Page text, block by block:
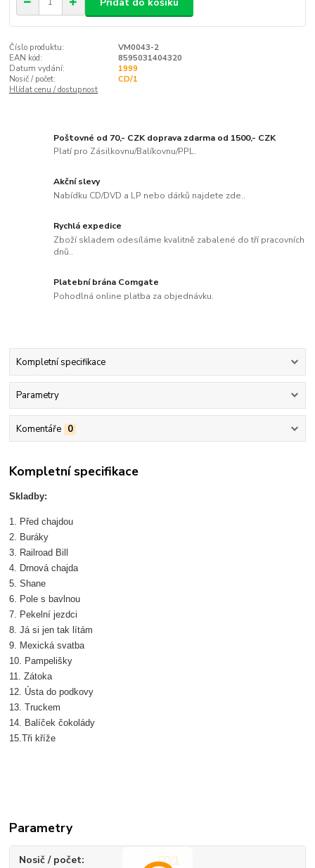
Číslo produktu:
VM0043-2
EAN kód:
8595031404320
Datum vydání:
1999
Nosič / počet:
CD/1
Hlídat cenu / dostupnost
Poštovné od 70,- CZK doprava zdarma od 1500,- CZK
Platí pro Zásilkovnu/Balíkovnu/PPL.
Akční slevy
Nabídku CD/DVD a LP nebo dárků najdete zde..
Rychlá expedice
Zboží skladem odesíláme kvalitně zabalené do tří pracovních
dnů..
Platební brána Comgate
Pohodlná online platba za objednávku.
Kompletní specifikace
Parametry
Komentáře 0
Kompletní specifikace
Skladby:
1. Před chajdou
2. Buráky
3. Railroad Bill
4. Drnová chajda
5. Shane
6. Pole s bavlnou
7. Pekelní jezdci
8. Já si jen tak lítám
9. Mexická svatba
10. Pampelišky
11. Zátoka
12. Ústa do podkovy
13. Truckem
14. Balíček čokolády
15.Tři kříže
Parametry
Nosič / počet CD/1